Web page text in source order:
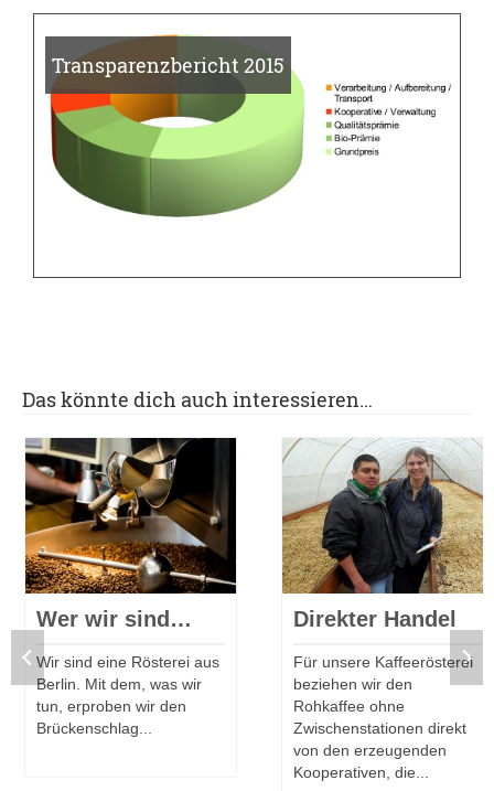
Transparenzbericht 2015
Das könnte dich auch interessieren…
Wer wir sind…
Wir sind eine Rösterei aus
Berlin. Mit dem, was wir
tun, erproben wir den
Brückenschlag...
Direkter Handel
Für unsere Kaffeerösterei
beziehen wir den
Rohkaffee ohne
Zwischenstationen direkt
von den erzeugenden
Kooperativen, die...